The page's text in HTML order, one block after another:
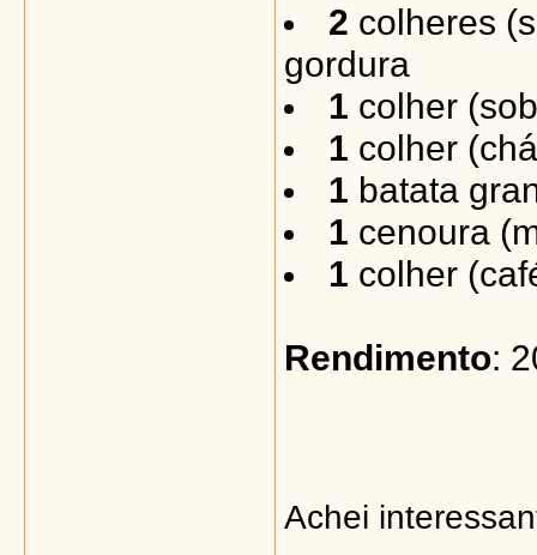
2 colheres
gordura
1 colher
1 colher
1 batata
1 cenoura
1 colher
Rendimento:
Achei